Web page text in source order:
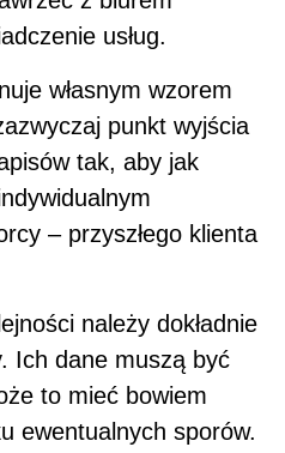
usług.
własnym wzorem
punkt wyjścia
tak, aby jak
– przyszłego klienta
należy dokładnie
Ich dane muszą być
to mieć bowiem
ewentualnych sporów.